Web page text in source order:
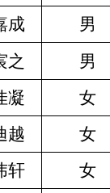
成
男
之
男
凝
女
越
女
轩
女